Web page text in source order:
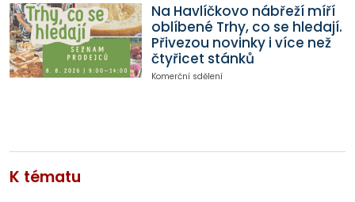
Na Havlíčkovo nábřeží míří
oblíbené Trhy, co se hledají.
Přivezou novinky i více než
čtyřicet stánků
Komerční sdělení
K tématu